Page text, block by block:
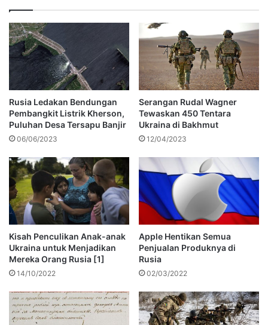
Rusia Ledakan Bendungan
Pembangkit Listrik Kherson,
Puluhan Desa Tersapu Banjir
06/06/2023
Serangan Rudal Wagner
Tewaskan 450 Tentara
Ukraina di Bakhmut
12/04/2023
Kisah Penculikan Anak-anak
Ukraina untuk Menjadikan
Mereka Orang Rusia [1]
14/10/2022
Apple Hentikan Semua
Penjualan Produknya di
Rusia
02/03/2022